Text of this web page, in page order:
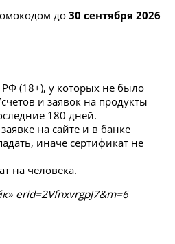
до 30 сентября 2026
РФ (18+), у которых не было
и заявок на продукты
180 дней.
на сайте и в банке
иначе сертификат не
на человека.
erid=2VfnxvrgpJ7&m=6